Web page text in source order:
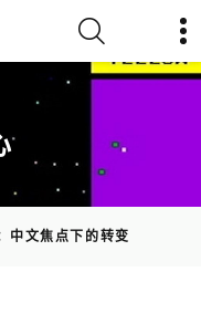
中文焦点下的转变